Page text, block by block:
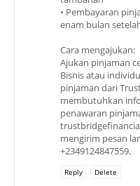
• Pembayaran
enam bulan
Cara mengajukan:
Ajukan pinjaman
Bisnis atau
pinjaman dari
membutuhkan
penawaran
mengirim pesan
+2349124847559.
Reply Delete